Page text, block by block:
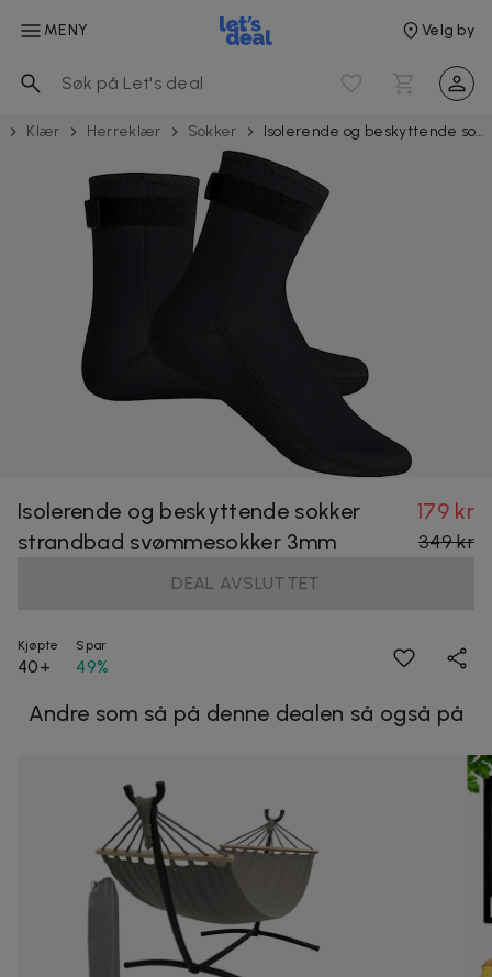
MENY Velg by
Klær Herreklær Sokker Isolerende og beskyttende sokker strandbad svømmesokker 3mm
Isolerende og beskyttende sokker
strandbad svømmesokker 3mm
179 kr
349 kr
DEAL AVSLUTTET
Kjøpte
40+
Spar
49%
Andre som så på denne dealen så også på